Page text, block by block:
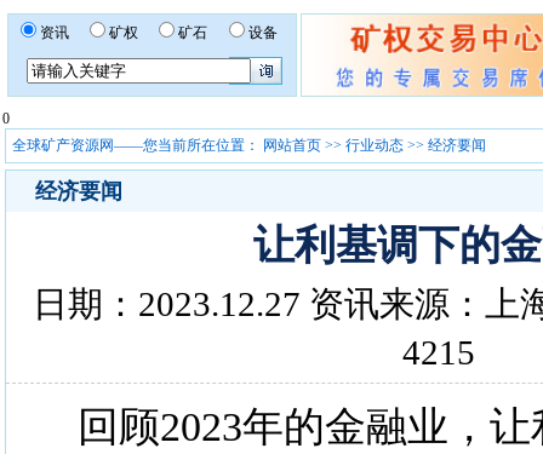
资讯 矿权 矿石 设备
0
全球矿产资源网——您当前所在位置：
网站首页 >> 行业动态 >> 经济要闻
经济要闻
让利基调下的
日期：2023.12.27 资讯来源：上
4215
回顾2023年的金融业，让